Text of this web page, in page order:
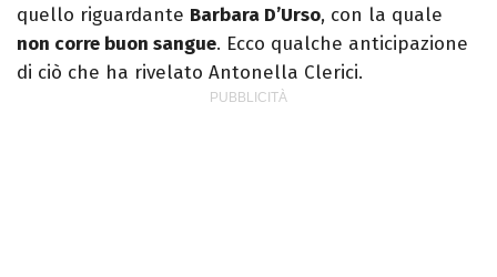
quello riguardante Barbara D’Urso, con la quale
non corre buon sangue. Ecco qualche anticipazione
di ciò che ha rivelato Antonella Clerici.